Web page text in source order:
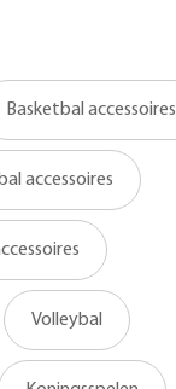
Basketbal accessoires
accessoires
Volleybal